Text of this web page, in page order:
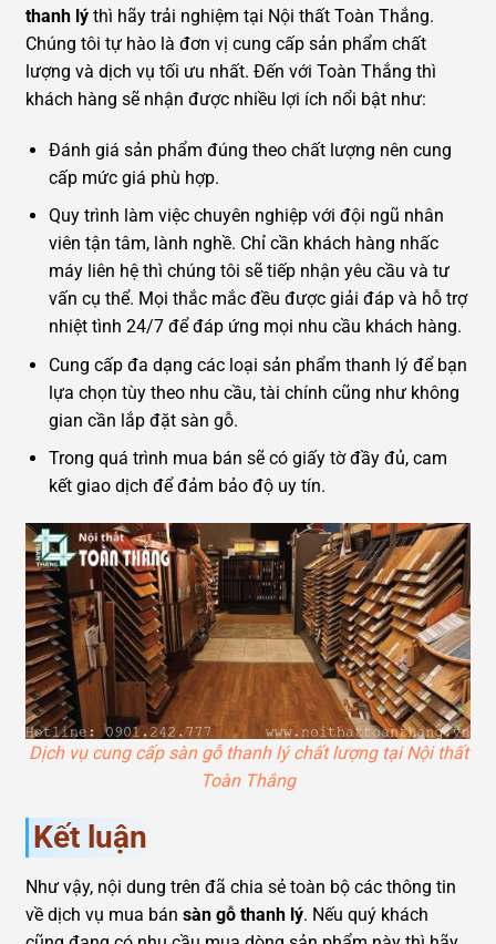
thanh lý thì hãy trải nghiệm tại Nội thất Toàn Thắng.
Chúng tôi tự hào là đơn vị cung cấp sản phẩm chất
lượng và dịch vụ tối ưu nhất. Đến với Toàn Thắng thì
khách hàng sẽ nhận được nhiều lợi ích nổi bật như:
Đánh giá sản phẩm đúng theo chất lượng nên cung
cấp mức giá phù hợp.
Quy trình làm việc chuyên nghiệp với đội ngũ nhân
viên tận tâm, lành nghề. Chỉ cần khách hàng nhấc
máy liên hệ thì chúng tôi sẽ tiếp nhận yêu cầu và tư
vấn cụ thể. Mọi thắc mắc đều được giải đáp và hỗ trợ
nhiệt tình 24/7 để đáp ứng mọi nhu cầu khách hàng.
Cung cấp đa dạng các loại sản phẩm thanh lý để bạn
lựa chọn tùy theo nhu cầu, tài chính cũng như không
gian cần lắp đặt sàn gỗ.
Trong quá trình mua bán sẽ có giấy tờ đầy đủ, cam
kết giao dịch để đảm bảo độ uy tín.
Dịch vụ cung cấp sàn gỗ thanh lý chất lượng tại Nội thất
Toàn Thắng
Kết luận
Như vậy, nội dung trên đã chia sẻ toàn bộ các thông tin
về dịch vụ mua bán sàn gỗ thanh lý. Nếu quý khách